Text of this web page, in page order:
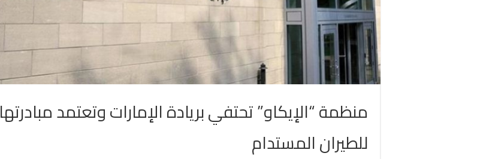
منظمة “الإيكاو” تحتفي بريادة الإمارات وتعتمد مبادرتها
للطيران المستدام